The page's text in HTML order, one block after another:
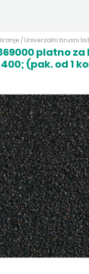
/ Univerzalni brusni
platno za
(pak. od 1